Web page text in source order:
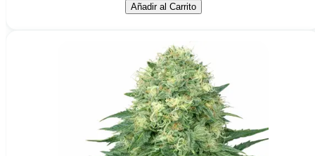
Añadir al Carrito